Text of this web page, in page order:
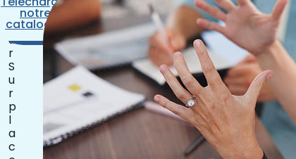
o
u
r
S
u
r
p
l
a
c
rendez-
vous
notre
catalogue